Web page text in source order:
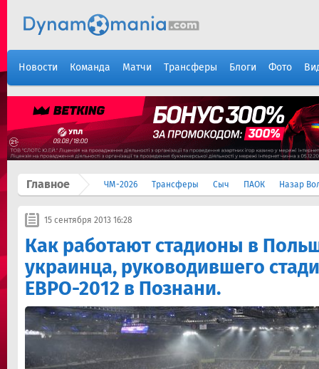
Новости Команда Матчи Трансферы Блоги Фото
Главное ЧМ-2026 Трансферы Сыч ПАОК Назар
15 сентября 2013 16:28
Как работают стадионы в
украинца, руководившего
ЕВРО-2012 в Познани.